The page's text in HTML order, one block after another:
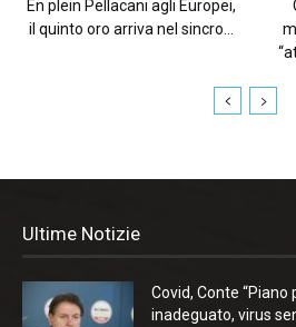
En plein Pellacani agli Europei,
il quinto oro arriva nel sincro...
Ultime Notizie
Covid, Conte
inadeguato, virus